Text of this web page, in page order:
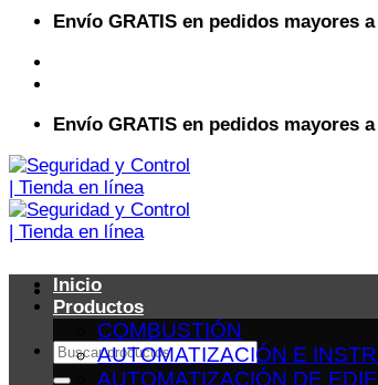
Envío GRATIS en pedidos mayores a
Envío GRATIS en pedidos mayores a
Buscar
Inicio
Productos
COMBUSTIÓN
AUTOMATIZACIÓN E
AUTOMATIZACIÓN DE